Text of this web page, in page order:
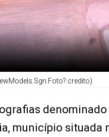
município situada